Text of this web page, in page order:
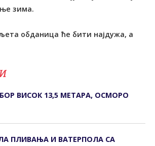
зима.
обданица ће бити најдужа, а
ВИСОК 13,5 МЕТАРА, ОСМОРО
ПЛИВАЊА И ВАТЕРПОЛА СА